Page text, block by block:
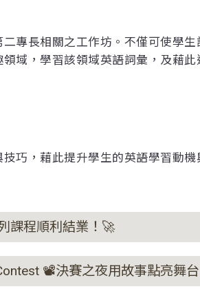
專長相關之工作坊。不僅可使學生
域，學習該領域英語詞彙，及藉此
巧，藉此提升學生的英語學習動機
課程順利結業！🚀
📽️決賽之夜用故事點亮舞